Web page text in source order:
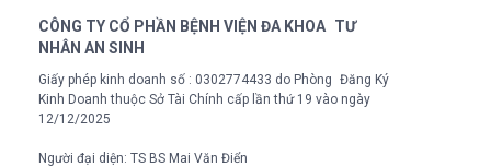
CÔNG TY CỔ PHẦN BỆNH VIỆN ĐA KHOA TƯ
NHÂN AN SINH
Giấy phép kinh doanh số : 0302774433 do Phòng Đăng Ký
Kinh Doanh thuộc Sở Tài Chính cấp lần thứ 19 vào ngày
12/12/2025
Người đại diện: TS BS Mai Văn Điển